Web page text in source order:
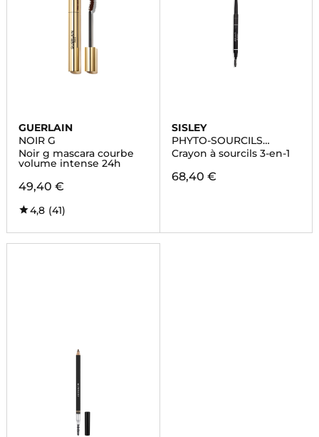
GUERLAIN
NOIR G
Noir g mascara courbe
volume intense 24h
49,40 €
4,8 (41)
SISLEY
PHYTO-SOURCILS
DESIGN
Crayon à sourcils 3-en-1
68,40 €